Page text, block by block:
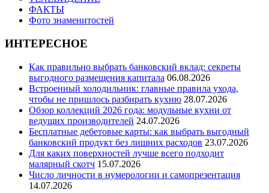
ФАКТЫ
Фото знаменитостей
ИНТЕРЕСНОЕ
Как правильно выбрать банковский вклад: секреты
выгодного размещения капитала 06.08.2026
Встроенный холодильник: главные правила ухода,
чтобы не пришлось разбирать кухню 28.07.2026
Обзор коллекций 2026 года: модульные кухни от
ведущих производителей 24.07.2026
Бесплатные дебетовые карты: как выбрать выгодный
банковский продукт без лишних расходов 23.07.2026
Для каких поверхностей лучше всего подходит
малярный скотч 15.07.2026
Число личности в нумерологии и самопрезентация
14.07.2026